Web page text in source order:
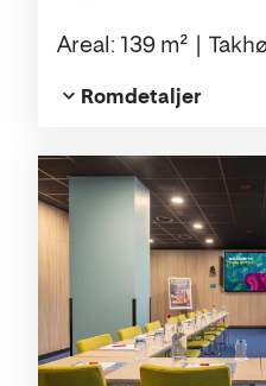
Areal: 139 m²
Romdetaljer